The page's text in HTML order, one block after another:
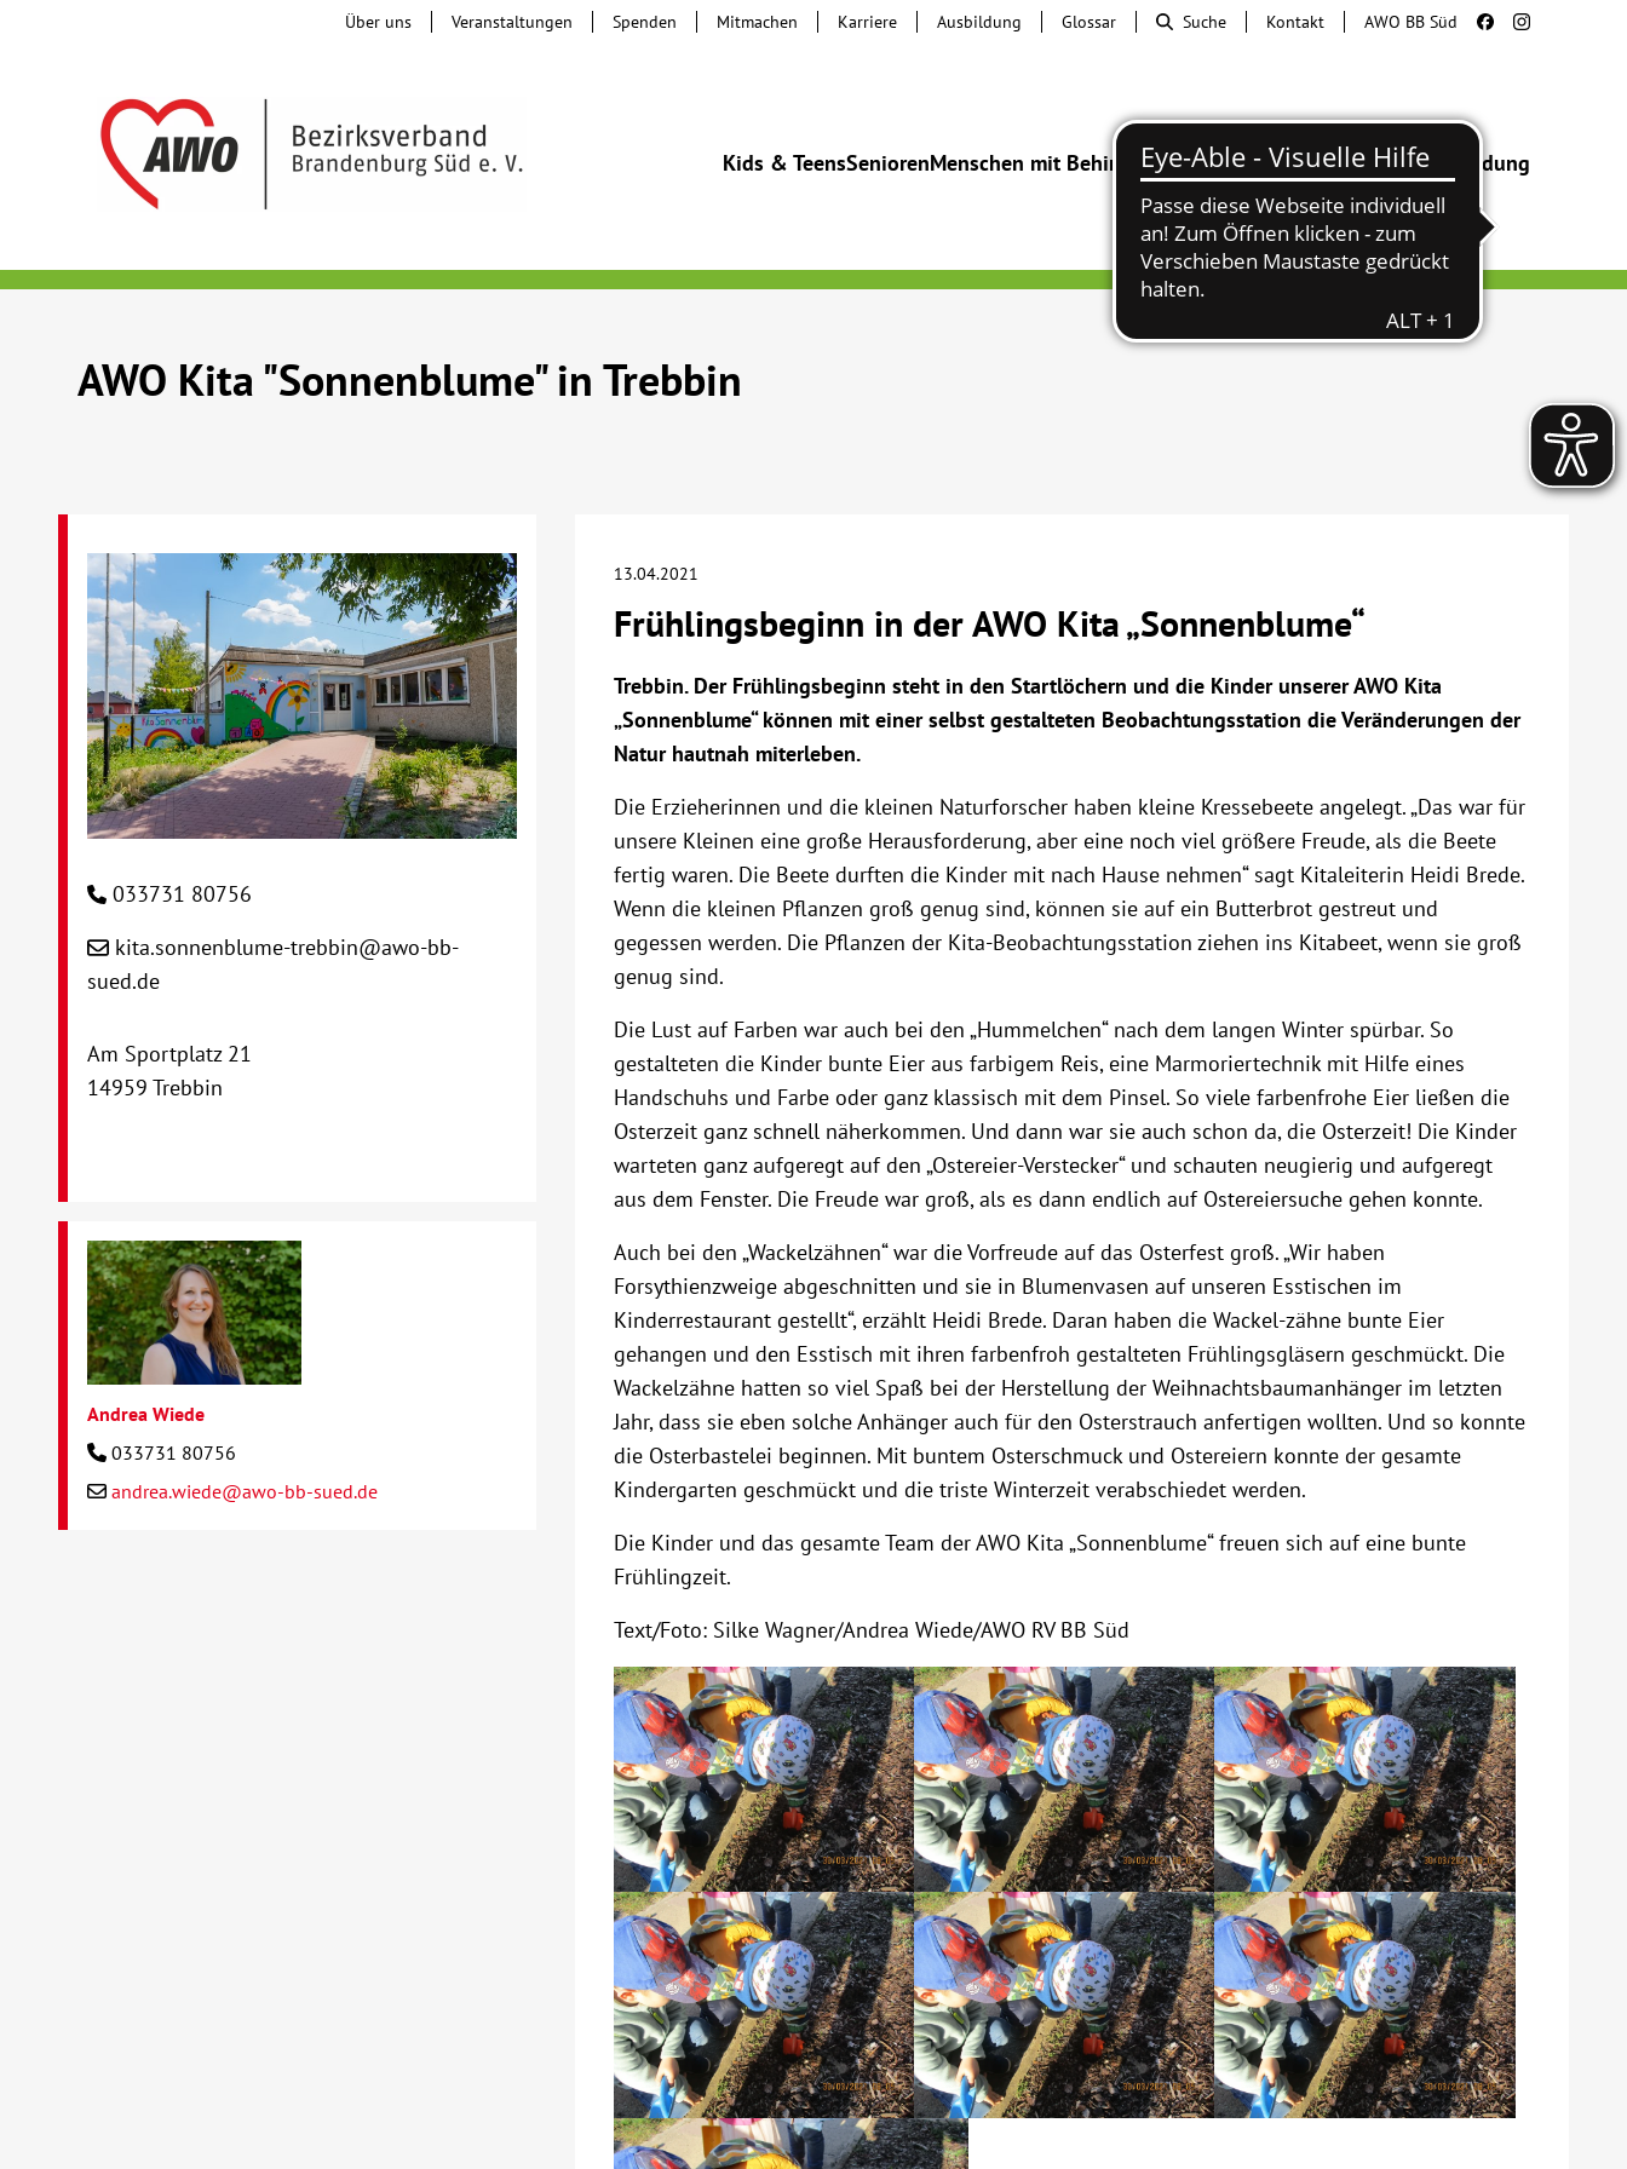
Kids & TeensSeniorenMenschen mit BehinderungBeratung & HilfeBegegnung Bildung
Über uns Veranstaltungen Spenden Mitmachen Karriere Ausbildung Glossar Suche Kontakt AWO BB Süd
AWO Kita "Sonnenblume" in Trebbin
13.04.2021
Frühlingsbeginn in der AWO Kita „Sonnenblume“
Trebbin. Der Frühlingsbeginn steht in den Startlöchern und die Kinder unserer AWO Kita
„Sonnenblume“ können mit einer selbst gestalteten Beobachtungsstation die Veränderungen der
Natur hautnah miterleben.
Die Erzieherinnen und die kleinen Naturforscher haben kleine Kressebeete angelegt. „Das war für
unsere Kleinen eine große Herausforderung, aber eine noch viel größere Freude, als die Beete
fertig waren. Die Beete durften die Kinder mit nach Hause nehmen“ sagt Kitaleiterin Heidi Brede.
Wenn die kleinen Pflanzen groß genug sind, können sie auf ein Butterbrot gestreut und
gegessen werden. Die Pflanzen der Kita-Beobachtungsstation ziehen ins Kitabeet, wenn sie groß
genug sind.
Die Lust auf Farben war auch bei den „Hummelchen“ nach dem langen Winter spürbar. So
gestalteten die Kinder bunte Eier aus farbigem Reis, eine Marmoriertechnik mit Hilfe eines
Handschuhs und Farbe oder ganz klassisch mit dem Pinsel. So viele farbenfrohe Eier ließen die
Osterzeit ganz schnell näherkommen. Und dann war sie auch schon da, die Osterzeit! Die Kinder
warteten ganz aufgeregt auf den „Ostereier-Verstecker“ und schauten neugierig und aufgeregt
aus dem Fenster. Die Freude war groß, als es dann endlich auf Ostereiersuche gehen konnte.
Auch bei den „Wackelzähnen“ war die Vorfreude auf das Osterfest groß. „Wir haben
Forsythienzweige abgeschnitten und sie in Blumenvasen auf unseren Esstischen im
Kinderrestaurant gestellt“, erzählt Heidi Brede. Daran haben die Wackel-zähne bunte Eier
gehangen und den Esstisch mit ihren farbenfroh gestalteten Frühlingsgläsern geschmückt. Die
Wackelzähne hatten so viel Spaß bei der Herstellung der Weihnachtsbaumanhänger im letzten
Jahr, dass sie eben solche Anhänger auch für den Osterstrauch anfertigen wollten. Und so konnte
die Osterbastelei beginnen. Mit buntem Osterschmuck und Ostereiern konnte der gesamte
Kindergarten geschmückt und die triste Winterzeit verabschiedet werden.
Die Kinder und das gesamte Team der AWO Kita „Sonnenblume“ freuen sich auf eine bunte
Frühlingzeit.
Text/Foto: Silke Wagner/Andrea Wiede/AWO RV BB Süd
033731 80756
kita.sonnenblume-trebbin@awo-bb-
sued.de
Am Sportplatz 21
14959 Trebbin
Andrea Wiede
033731 80756
andrea.wiede@awo-bb-sued.de